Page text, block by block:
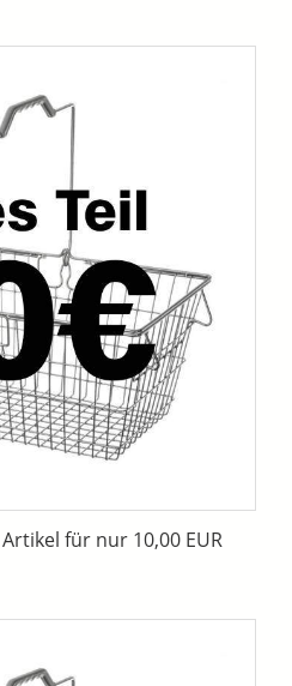
für nur 10,00 EUR